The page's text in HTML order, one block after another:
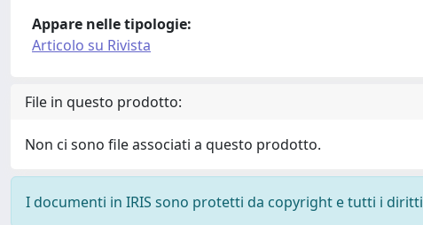
Appare nelle tipologie:
Articolo su Rivista
File in questo prodotto:
Non ci sono file associati a questo prodotto.
I documenti in IRIS sono protetti da copyright e tutti i